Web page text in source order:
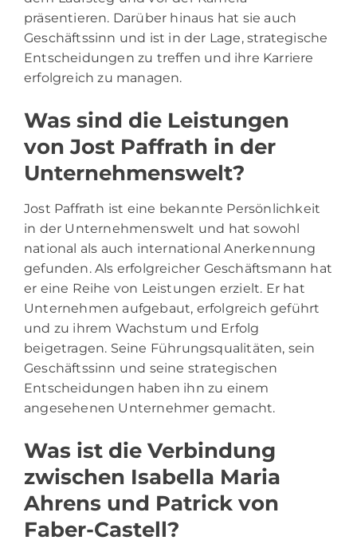
präsentieren. Darüber hinaus hat sie auch
Geschäftssinn und ist in der Lage, strategische
Entscheidungen zu treffen und ihre Karriere
erfolgreich zu managen.
Was sind die Leistungen
von Jost Paffrath in der
Unternehmenswelt?
Jost Paffrath ist eine bekannte Persönlichkeit
in der Unternehmenswelt und hat sowohl
national als auch international Anerkennung
gefunden. Als erfolgreicher Geschäftsmann hat
er eine Reihe von Leistungen erzielt. Er hat
Unternehmen aufgebaut, erfolgreich geführt
und zu ihrem Wachstum und Erfolg
beigetragen. Seine Führungsqualitäten, sein
Geschäftssinn und seine strategischen
Entscheidungen haben ihn zu einem
angesehenen Unternehmer gemacht.
Was ist die Verbindung
zwischen Isabella Maria
Ahrens und Patrick von
Faber-Castell?